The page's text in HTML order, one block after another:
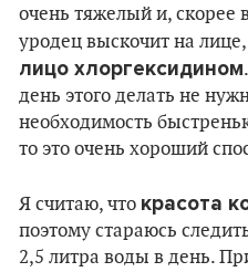
очень тяжелый и, скорее
уродец выскочит на
лицо хлоргексидином
день этого делать не
необходимость
то это очень хороший
Я считаю, что красота
поэтому стараюсь
2,5 литра воды в день.